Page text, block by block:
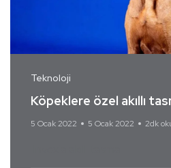
Teknoloji
Köpeklere özel akıllı
5 Ocak 2022 5 Ocak 2022 2dk